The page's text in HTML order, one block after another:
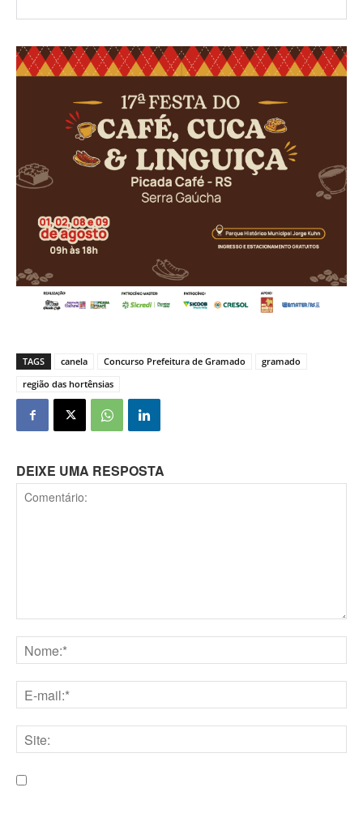
TAGS canela Concurso Prefeitura de Gramado
gramado
região das hortênsias
DEIXE UMA RESPOSTA
mail:*